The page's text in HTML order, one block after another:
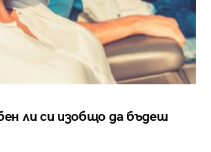
ли си изобщо да бъдеш